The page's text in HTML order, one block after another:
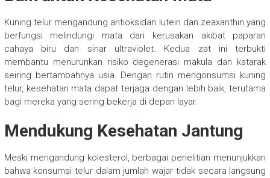
Kuning telur mengandung antioksidan lutein dan zeaxanthin yang
berfungsi melindungi mata dari kerusakan akibat paparan
cahaya biru dan sinar ultraviolet. Kedua zat ini terbukti
membantu menurunkan risiko degenerasi makula dan katarak
seiring bertambahnya usia. Dengan rutin mengonsumsi kuning
telur, kesehatan mata dapat terjaga dengan lebih baik, terutama
bagi mereka yang sering bekerja di depan layar.
Mendukung Kesehatan Jantung
Meski mengandung kolesterol, berbagai penelitian menunjukkan
bahwa konsumsi telur dalam jumlah wajar tidak secara langsung